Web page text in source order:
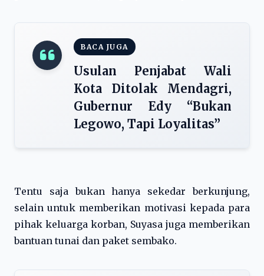
BACA JUGA
Usulan Penjabat Wali
Kota Ditolak Mendagri,
Gubernur Edy “Bukan
Legowo, Tapi Loyalitas”
Tentu saja bukan hanya sekedar berkunjung,
selain untuk memberikan motivasi kepada para
pihak keluarga korban, Suyasa juga memberikan
bantuan tunai dan paket sembako.